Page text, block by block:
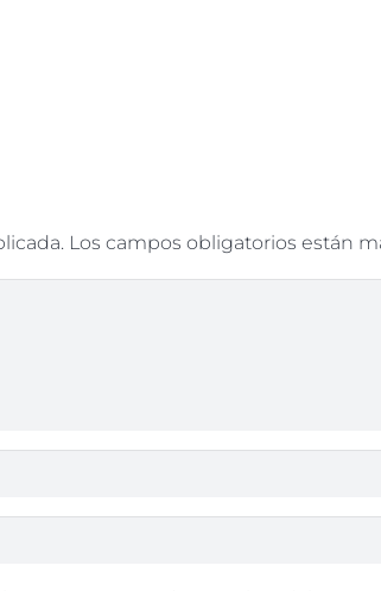
Los campos obligatorios están